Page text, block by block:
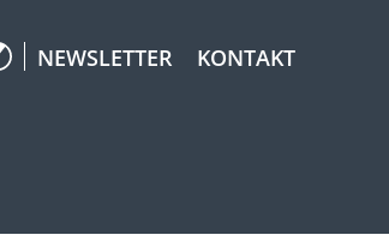
NEWSLETTER KONTAKT